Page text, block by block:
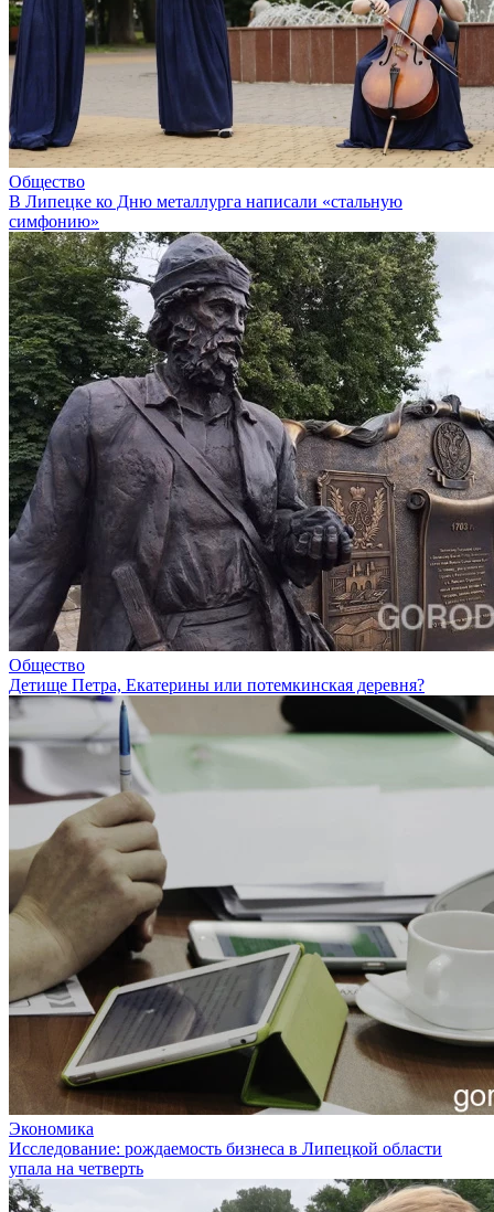
Общество
В Липецке ко Дню металлурга написали «стальную
симфонию»
Общество
Детище Петра, Екатерины или потемкинская деревня?
Экономика
Исследование: рождаемость бизнеса в Липецкой области
упала на четверть